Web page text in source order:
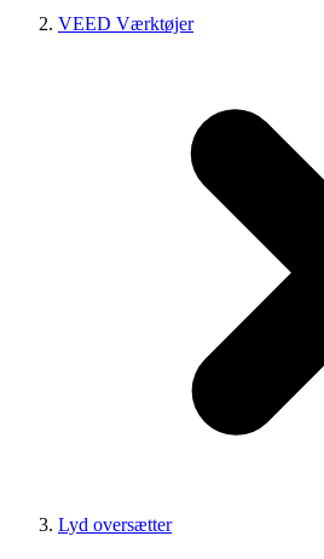
VEED Værktøjer
Lyd oversætter